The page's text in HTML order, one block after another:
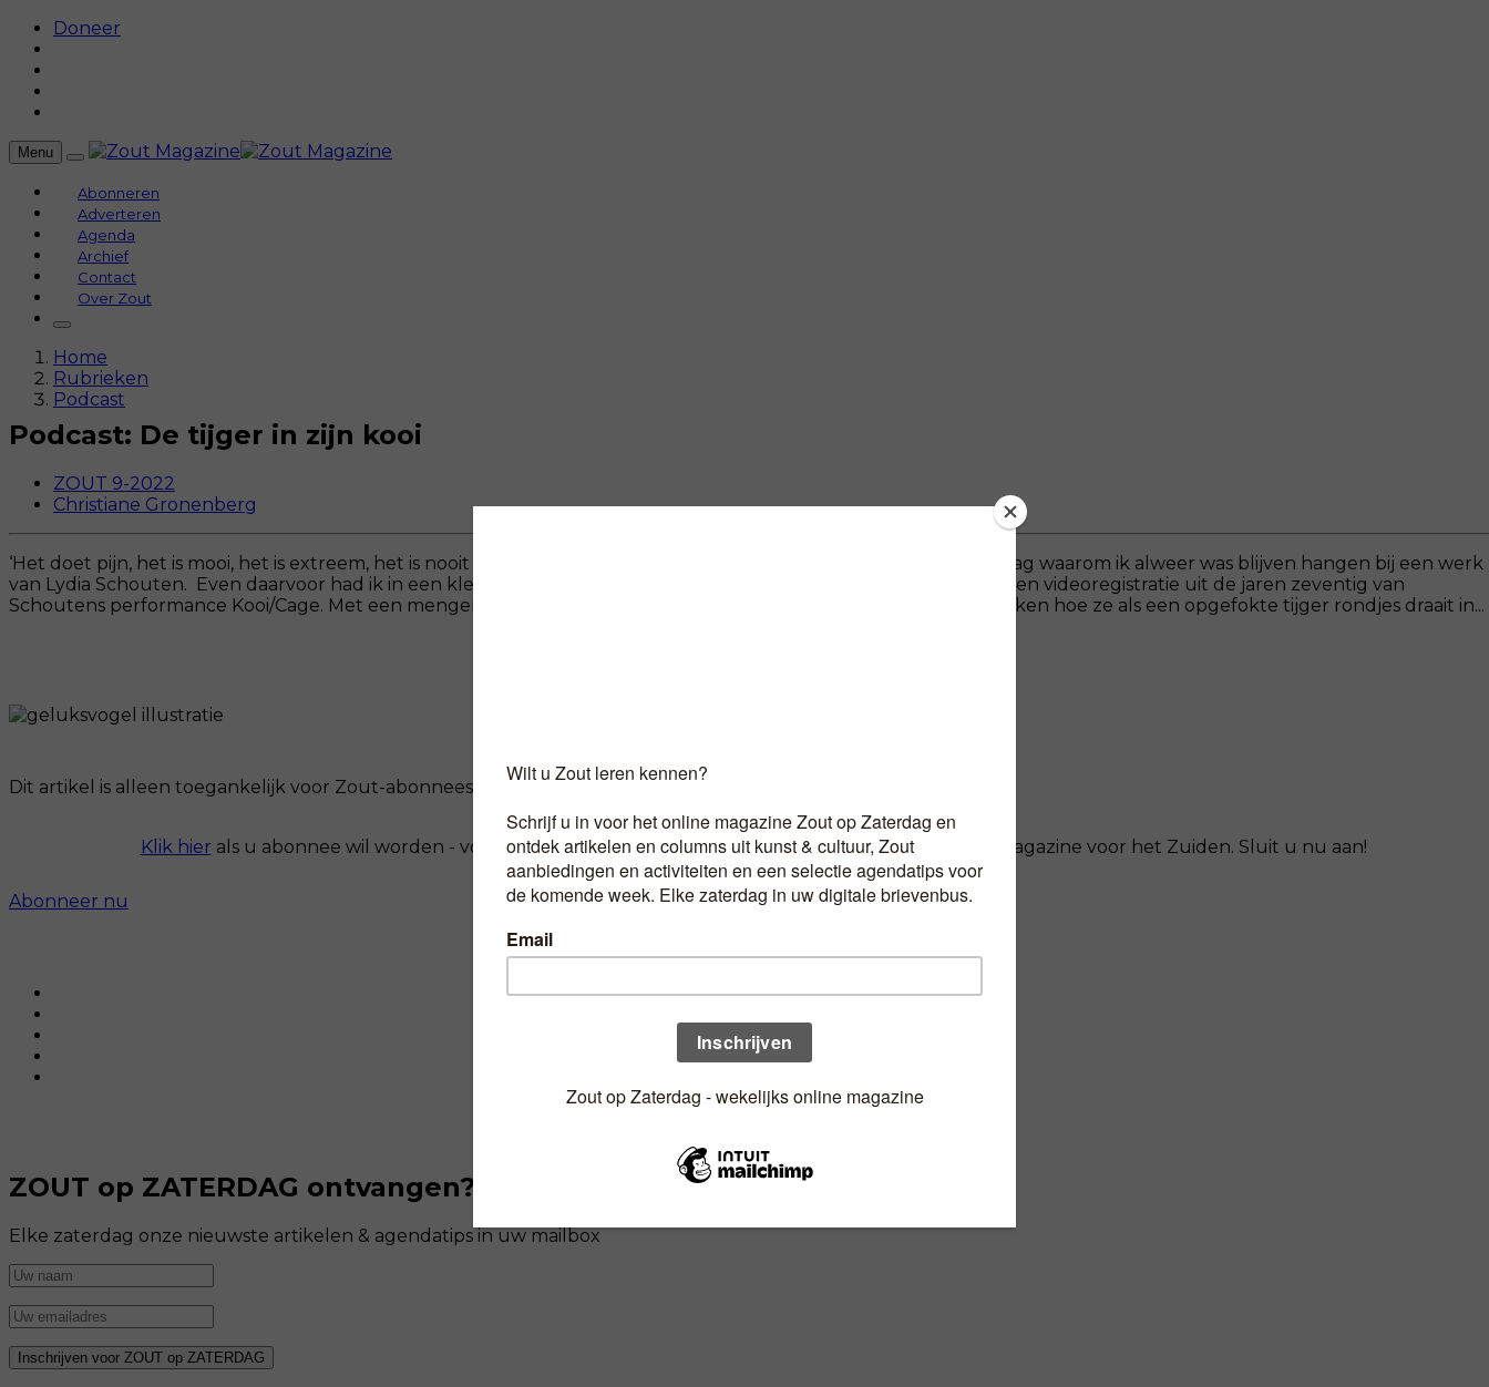
Doneer
Menu
Abonneren
Adverteren
Agenda
Archief
Contact
Over Zout
Home
Rubrieken
Podcast
Podcast: De tijger in zijn kooi
ZOUT 9-2022
Christiane Gronenberg
‘Het doet pijn, het is mooi, het is extreem, het is nooit eenduidig.’ Dit antwoord gaf ik mezelf deze zomer, op de vraag waarom ik alweer was blijven hangen bij een werk
van Lydia Schouten. Even daarvoor had ik in een klein Servisch museum een groepsexpositie gezien met daarin een videoregistratie uit de jaren zeventig van
Schoutens performance Kooi/Cage. Met een mengelmoes van ontroering, fascinatie en woede had ik ernaar gekeken hoe ze als een opgefokte tijger rondjes draait in...
Dit artikel is alleen toegankelijk voor Zout-abonnees.
Log inals u al abonnee bent.
Klik hier als u abonnee wil worden - voor 6,60 euro per maand ontvangt u het kunst- en cultuurmagazine voor het Zuiden. Sluit u nu aan!
Abonneer nu
ZOUT op ZATERDAG ontvangen?
Elke zaterdag onze nieuwste artikelen & agendatips in uw mailbox